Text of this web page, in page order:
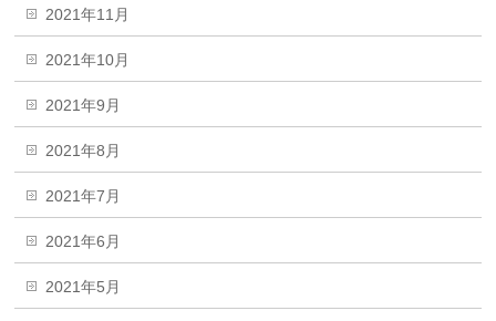
2021年11月
2021年10月
2021年9月
2021年8月
2021年7月
2021年6月
2021年5月